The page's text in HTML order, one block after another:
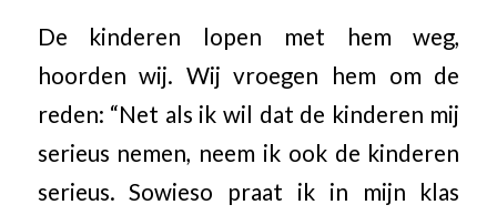
De kinderen lopen met hem weg,
hoorden wij. Wij vroegen hem om de
reden: “Net als ik wil dat de kinderen mij
serieus nemen, neem ik ook de kinderen
serieus. Sowieso praat ik in mijn klas